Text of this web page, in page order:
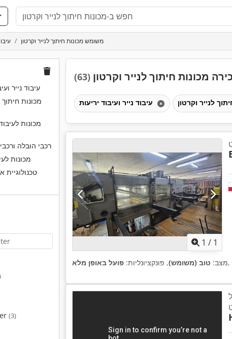
משומש מכונות חיתוך לנייר וקרטון
עיבוד נייר
מכונות חיתוך
מכונות
רכבי הובלה
מכונות
טכנולוגיית
(3)
מכונות חיתוך לנייר וקרטון (63)
1 / 1
מצב: טוב (משומש), פונקציונליות: פועל באופן מלא ,